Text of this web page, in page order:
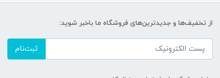
از تخفیف‌ها و جدیدترین‌های فروشگاه ما باخبر شوید:
ثبت‌نام